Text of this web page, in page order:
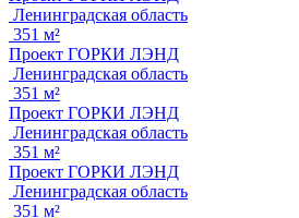
Ленинградская область
351 м²
Проект ГОРКИ ЛЭНД
Ленинградская область
351 м²
Проект ГОРКИ ЛЭНД
Ленинградская область
351 м²
Проект ГОРКИ ЛЭНД
Ленинградская область
351 м²